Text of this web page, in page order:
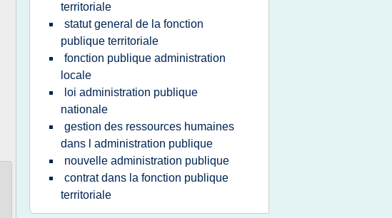
territoriale
statut general de la fonction
publique territoriale
fonction publique administration
locale
loi administration publique
nationale
gestion des ressources humaines
dans l administration publique
nouvelle administration publique
contrat dans la fonction publique
territoriale